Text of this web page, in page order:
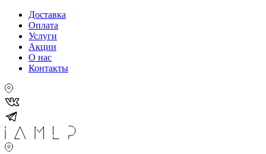
Доставка
Оплата
Услуги
Акции
О нас
Контакты